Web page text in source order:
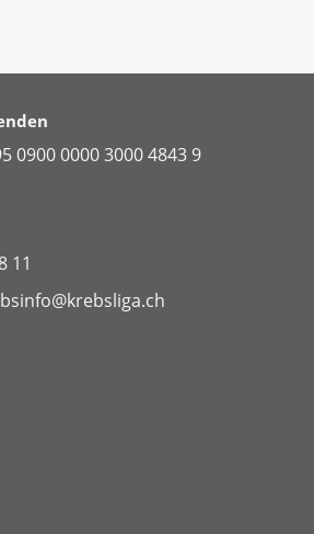
0900 0000 3000 4843 9
11